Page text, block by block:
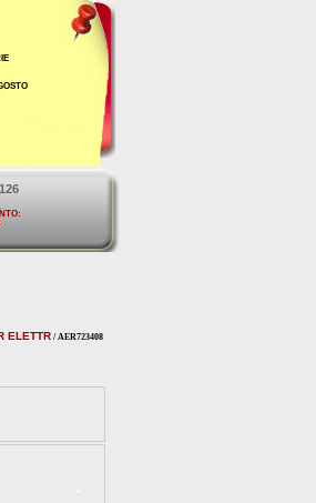
ELETTR / AER723408